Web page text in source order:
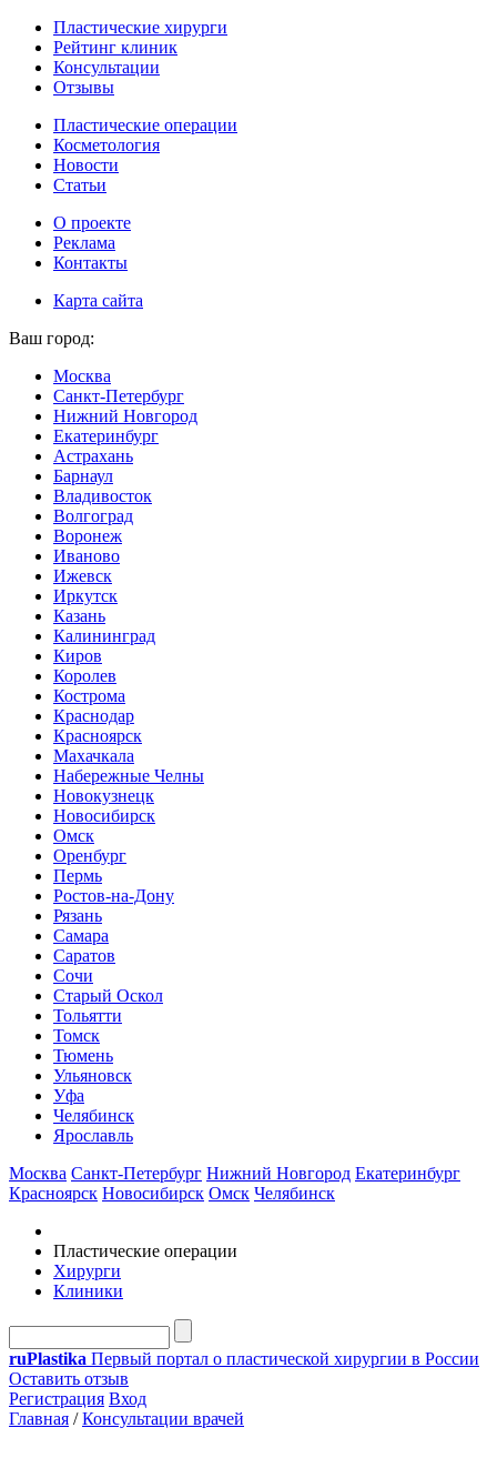
Пластические хирурги
Рейтинг клиник
Консультации
Отзывы
Пластические операции
Косметология
Новости
Статьи
О проекте
Реклама
Контакты
Карта сайта
Ваш город:
Москва
Санкт-Петербург
Нижний Новгород
Екатеринбург
Астрахань
Барнаул
Владивосток
Волгоград
Воронеж
Иваново
Ижевск
Иркутск
Казань
Калининград
Киров
Королев
Кострома
Краснодар
Красноярск
Махачкала
Набережные Челны
Новокузнецк
Новосибирск
Омск
Оренбург
Пермь
Ростов-на-Дону
Рязань
Самара
Саратов
Сочи
Старый Оскол
Тольятти
Томск
Тюмень
Ульяновск
Уфа
Челябинск
Ярославль
Москва Санкт-Петербург Нижний Новгород Екатеринбург
Красноярск Новосибирск Омск Челябинск
Пластические операции
Хирурги
Клиники
ruPlastika Первый портал о пластической хирургии в России
Оставить отзыв
Регистрация Вход
Главная /Консультации врачей